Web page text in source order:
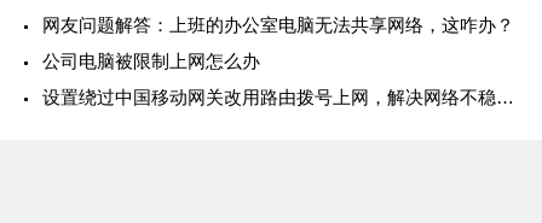
网友问题解答：上班的办公室电脑无法共享网络，这咋办？
公司电脑被限制上网怎么办
设置绕过中国移动网关改用路由拨号上网，解决网络不稳定的现象